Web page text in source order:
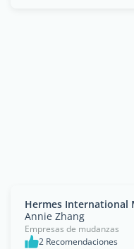
Hermes International
Annie Zhang
Empresas de mudanzas
2 Recomendaciones